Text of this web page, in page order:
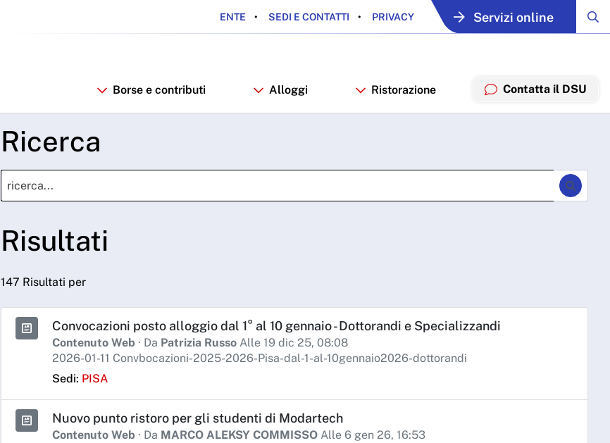
ENTE SEDI E CONTATTI PRIVACY Servizi online
Borse e contributi Alloggi Ristorazione Contatta il DSU
Ricerca
Risultati
147 Risultati per
Convocazioni posto alloggio dal 1° al 10 gennaio - Dottorandi e Specializzandi
Contenuto Web · Da Patrizia Russo Alle 19 dic 25, 08:08
2026-01-11 Convbocazioni-2025-2026-Pisa-dal-1-al-10gennaio2026-dottorandi
Sedi: PISA
Nuovo punto ristoro per gli studenti di Modartech
Contenuto Web · Da MARCO ALEKSY COMMISSO Alle 6 gen 26, 16:53